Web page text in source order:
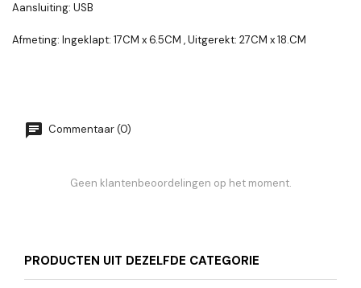
Aansluiting: USB
Afmeting: Ingeklapt: 17CM x 6.5CM , Uitgerekt: 27CM x 18.CM
Commentaar (0)
Geen klantenbeoordelingen op het moment.
PRODUCTEN UIT DEZELFDE CATEGORIE